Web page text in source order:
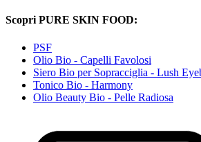
Scopri PURE SKIN FOOD:
PSF
Olio Bio - Capelli Favolosi
Siero Bio per Sopracciglia - Lush
Tonico Bio - Harmony
Olio Beauty Bio - Pelle Radiosa